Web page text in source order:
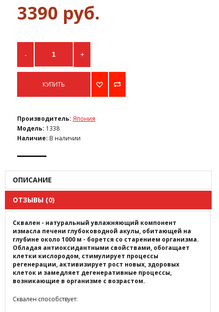
3390 руб.
- +
КУПИТЬ
Производитель: Япония
Модель: 1338
Наличие: В наличии
ОПИСАНИЕ
ОТЗЫВЫ (0)
Сквален - натуральный увлажняющий компонент
измасла печени глубоководной акулы, обитающей на
глубине около 1000 м - борется со старением организма.
Обладая антиоксидантными свойствами, обогащает
клетки кислородом, стимулирует процессы
регенерации, активизирует рост новых, здоровых
клеток и замедляет дегенеративные процессы,
возникающие в организме с возрастом.
Сквален способствует: